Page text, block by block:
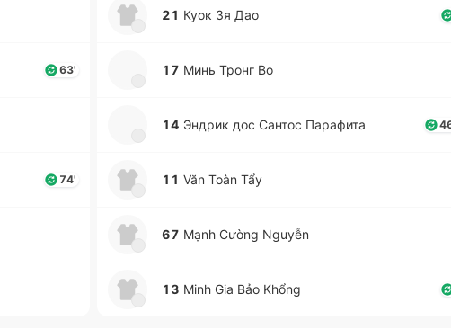
63'
74'
21 Куок Зя Дао
17 Минь Тронг Во
14 Эндрик дос Сантос Па­ра­фи­та
11 Văn Toàn Tẩy
67 Mạnh Cường Nguyễn
13 Minh Gia Bảo Khổng